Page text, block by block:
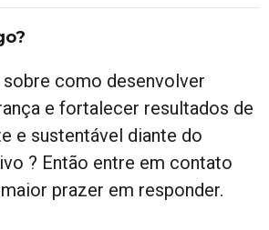
sobre como desenvolver
e fortalecer resultados de
e sustentável diante do
? Então entre em contato
prazer em responder.